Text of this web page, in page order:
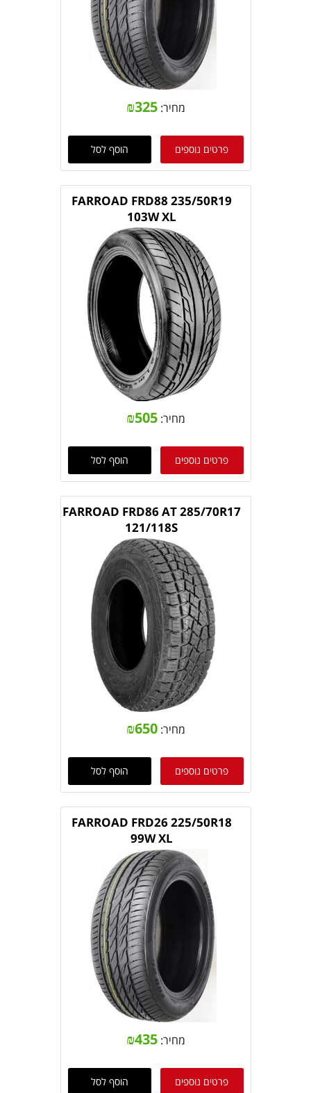
מחיר: ₪325
פרטים נוספים הוסף לסל
FARROAD FRD88 235/50R19
103W XL
מחיר: ₪505
פרטים נוספים הוסף לסל
FARROAD FRD86 AT 285/70R17
121/118S
מחיר: ₪650
פרטים נוספים הוסף לסל
FARROAD FRD26 225/50R18
99W XL
מחיר: ₪435
פרטים נוספים הוסף לסל